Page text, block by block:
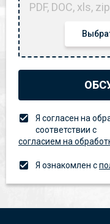
PDF, DOC, xls,
Я согласен на
соответствии с
согласием на
Я ознакомлен с